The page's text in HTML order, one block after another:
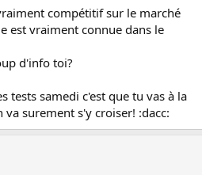
compétitif sur le marché
est vraiment connue dans le
d'info toi?
tests samedi c'est que tu vas à la
surement s'y croiser! :dacc: